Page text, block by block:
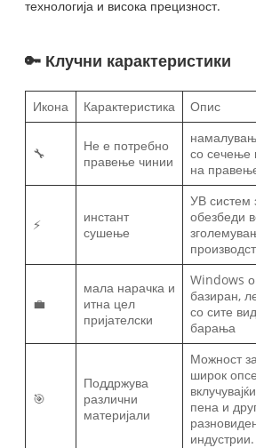
технологија и висока прецизност.
🔑 Клучни карактеристики
Икона Карактеристика Опис
🔧
Не е потребно
правење чинии
со сечење
на
⚡
инстант
сушење
УВ систем
обезбеди
💼
мала нарачка и
итна цел
пријателски
Windows
базиран,
со сите
барања
🎯
Поддржува
различни
материјали
Можност
широк
пена и
индустрии.